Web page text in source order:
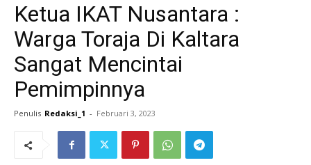
Ketua IKAT Nusantara :
Warga Toraja Di Kaltara
Sangat Mencintai
Pemimpinnya
Penulis Redaksi_1 - Februari 3, 2023